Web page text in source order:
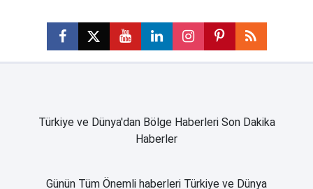
Türkiye ve Dünya'dan Bölge Haberleri Son Dakika
Haberler
Günün Tüm Önemli haberleri Türkiye ve Dünya